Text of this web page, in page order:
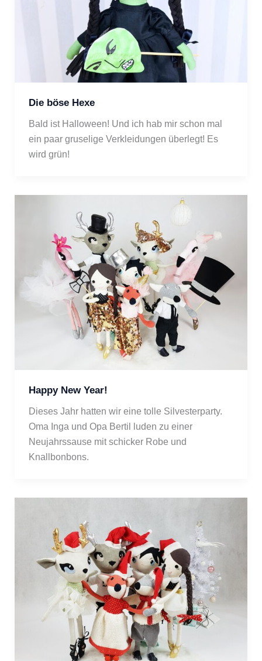
Die böse Hexe
Bald ist Halloween! Und ich hab mir schon mal
ein paar gruselige Verkleidungen überlegt! Es
wird grün!
Happy New Year!
Dieses Jahr hatten wir eine tolle Silvesterparty.
Oma Inga und Opa Bertil luden zu einer
Neujahrssause mit schicker Robe und
Knallbonbons.